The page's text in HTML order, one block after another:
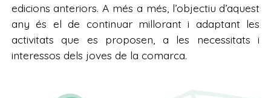
edicions anteriors. A més a més, l’objectiu d’aquest
any és el de continuar millorant i adaptant les
activitats que es proposen, a les necessitats i
interessos dels joves de la comarca.